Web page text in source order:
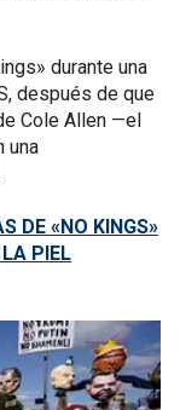
durante una
después de que
Cole Allen —el
una
DE «NO KINGS»
LA PIEL